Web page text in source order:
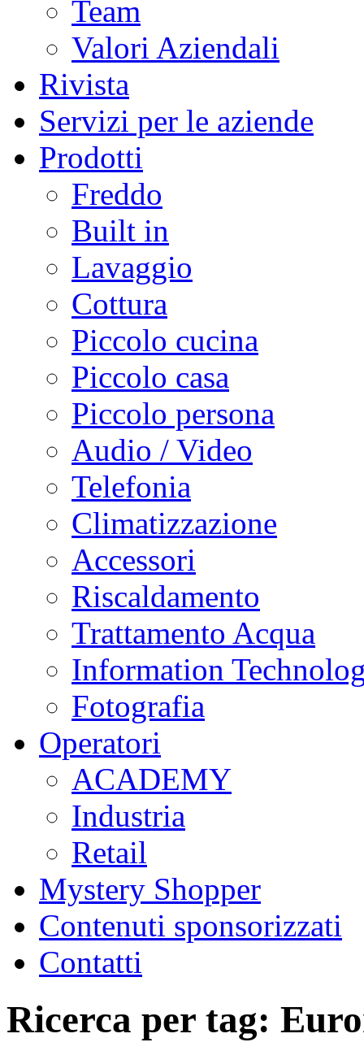
Team
Valori Aziendali
Rivista
Servizi per le aziende
Prodotti
Freddo
Built in
Lavaggio
Cottura
Piccolo cucina
Piccolo casa
Piccolo persona
Audio / Video
Telefonia
Climatizzazione
Accessori
Riscaldamento
Trattamento Acqua
Information
Fotografia
Operatori
ACADEMY
Industria
Retail
Mystery Shopper
Contenuti sponsorizzati
Contatti
Ricerca per tag: